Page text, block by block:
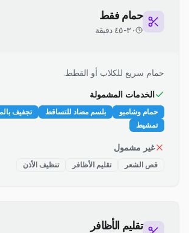
حمام فقط
٣٠-٤٥ دقيقة
حمام سريع للكلاب أو القطط.
الخدمات المشمولة
حمام وشامبو بلسم مضاد للتساقط
تجفيف
تمشيط
غير مشمول
قص الشعر تقليم الأظافر تنظيف الأذن
تقليم الأظافر